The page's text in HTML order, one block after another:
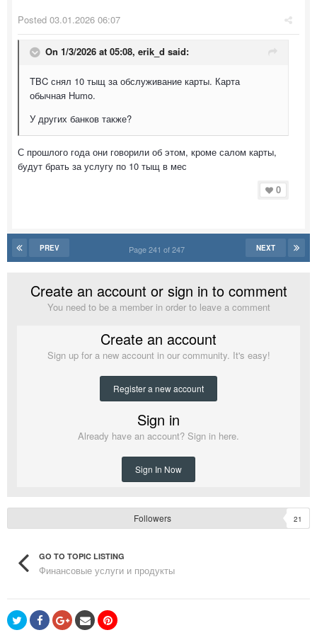
Posted 03.01.2026 06:07
On 1/3/2026 at 05:08, erik_d said:
TBC снял 10 тыщ за обслуживание карты. Карта
обычная Humo.
У других банков также?
С прошлого года они говорили об этом, кроме салом карты,
будут брать за услугу по 10 тыщ в мес
0
PREV NEXT
Page 241 of 247
Create an account or sign in to comment
You need to be a member in order to leave a comment
Create an account
Sign up for a new account in our community. It's easy!
Register a new account
Sign in
Already have an account? Sign in here.
Sign In Now
Followers 21
GO TO TOPIC LISTING
Финансовые услуги и продукты